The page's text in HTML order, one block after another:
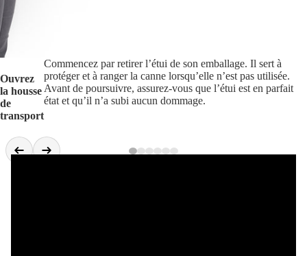
Ouvrez
la housse
de
transport
Commencez par retirer l’étui de son emballage. Il sert à
protéger et à ranger la canne lorsqu’elle n’est pas utilisée.
Avant de poursuivre, assurez-vous que l’étui est en parfait
état et qu’il n’a subi aucun dommage.